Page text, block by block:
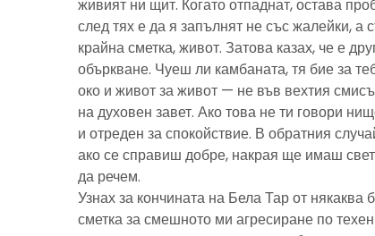
живият ни щит. Когато отпаднат, остава
след тях е да я запълнят не със жалейки, а
крайна сметка, живот. Затова казах, че е
объркване. Чуеш ли камбаната, тя бие за
око и живот за живот — не във вехтия
на духовен завет. Ако това не ти говори
и отреден за спокойствие. В обратния
ако се справиш добре, накрая ще имаш
да речем.
Узнах за кончината на Бела Тар от някаква
сметка за смешното ми агресиране по